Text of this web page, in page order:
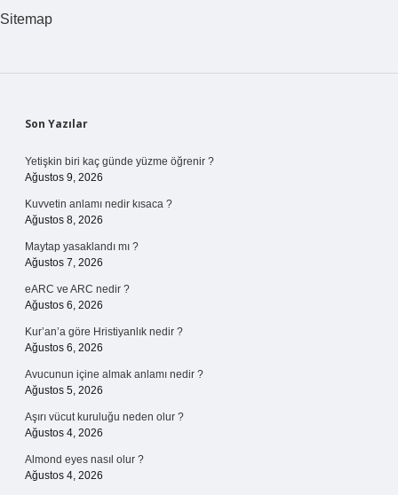
Sitemap
Sidebar
Son Yazılar
Yetişkin biri kaç günde yüzme öğrenir ?
Ağustos 9, 2026
Kuvvetin anlamı nedir kısaca ?
Ağustos 8, 2026
Maytap yasaklandı mı ?
Ağustos 7, 2026
eARC ve ARC nedir ?
Ağustos 6, 2026
Kur’an’a göre Hristiyanlık nedir ?
Ağustos 6, 2026
Avucunun içine almak anlamı nedir ?
Ağustos 5, 2026
Aşırı vücut kuruluğu neden olur ?
Ağustos 4, 2026
Almond eyes nasıl olur ?
Ağustos 4, 2026